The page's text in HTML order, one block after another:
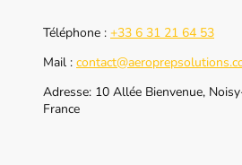
Téléphone : +33 6 31 21 64 53
Mail :
Adresse: 10 Allée Bienvenue,
France